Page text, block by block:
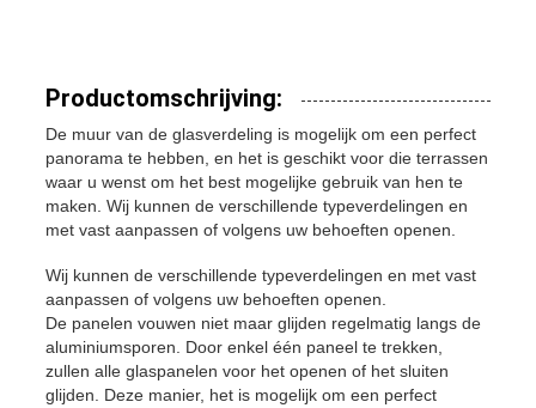
Productomschrijving:
De muur van de glasverdeling is mogelijk om een perfect
panorama te hebben, en het is geschikt voor die terrassen
waar u wenst om het best mogelijke gebruik van hen te
maken. Wij kunnen de verschillende typeverdelingen en
met vast aanpassen of volgens uw behoeften openen.
Wij kunnen de verschillende typeverdelingen en met vast
aanpassen of volgens uw behoeften openen.
De panelen vouwen niet maar glijden regelmatig langs de
aluminiumsporen. Door enkel één paneel te trekken,
zullen alle glaspanelen voor het openen of het sluiten
glijden. Deze manier, het is mogelijk om een perfect